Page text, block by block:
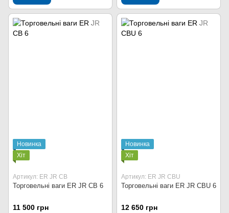
Новинка
Хіт
Артикул: ER JR CB
Торговельні ваги ER JR CB 6
11 500 грн
Новинка
Хіт
Артикул: ER JR CBU
Торговельні ваги ER JR CBU 6
12 650 грн